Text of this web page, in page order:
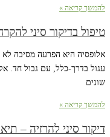
להמשך קריאה »
טיפול בדיקור סיני
אלופסיה היא הפרעה מסיבה לא
עגול בדרך-כלל, עם גבול חד.
שונים
להמשך קריאה »
דיקור סיני להרזיה –